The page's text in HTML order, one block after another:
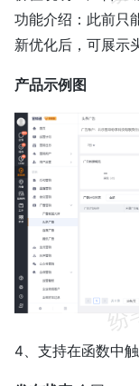
功能介绍：此前只
新优化后，可展示
产品示例图
4、支持在函数中